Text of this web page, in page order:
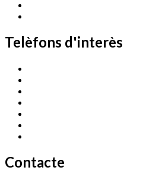
Telèfons d'interès
Contacte